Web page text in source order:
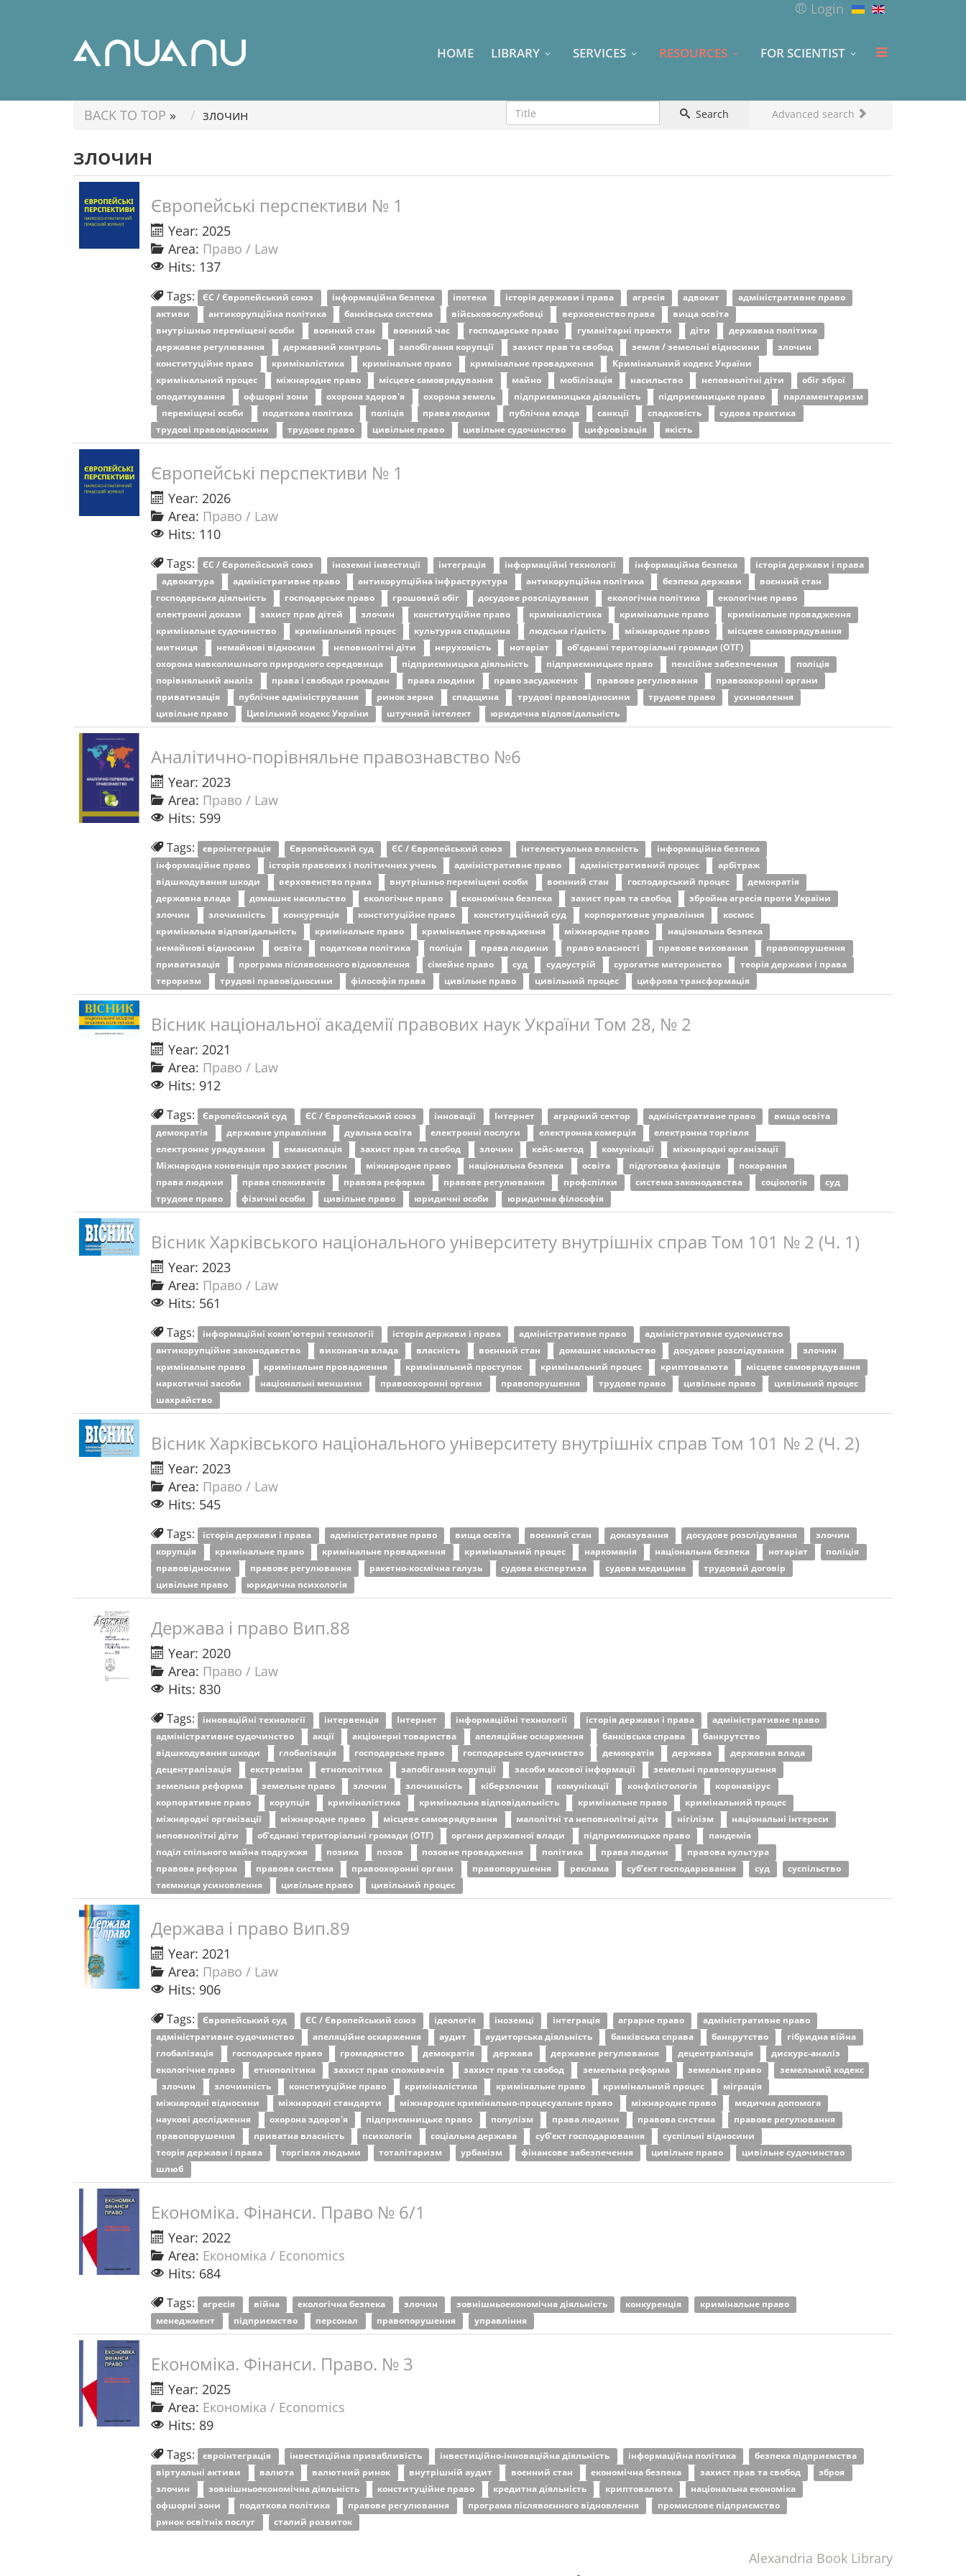
Login
HOME LIBRARY SERVICES RESOURCES FOR SCIENTIST
Search Advanced search
BACK TO TOP » злочин
злочин
Європейські перспективи № 1
Year: 2025
Area: Право / Law
Hits: 137
Tags: ЄС / Європейський союз інформаційна безпека іпотека історія держави і права агресія адвокат
адміністративне право
активи
антикорупційна політика банківська система військовослужбовці верховенство права
вища освіта
внутрішньо переміщені особи
воєнний стан воєнний час господарське право гуманітарні проекти діти
державна політика
державне регулювання
державний контроль запобігання корупції захист прав та свобод земля / земельні відносини
злочин
конституційне право
криміналістика кримінальне право кримінальне провадження
Кримінальний кодекс України
кримінальний процес
міжнародне право місцеве самоврядування майно мобілізація насильство неповнолітні діти
обіг зброї
оподаткування
офшорні зони охорона здоров'я охорона земель підприємницька діяльність підприємницьке право
парламентаризм
переміщені особи
податкова політика поліція права людини публічна влада санкції спадковість
судова практика
трудові правовідносини
трудове право цивільне право цивільне судочинство цифровізація якість
Європейські перспективи № 1
Year: 2026
Area: Право / Law
Hits: 110
Tags: ЄС / Європейський союз іноземні інвестиції інтеграція інформаційні технології інформаційна безпека
історія держави і права
адвокатура
адміністративне право антикорупційна інфраструктура антикорупційна політика безпека держави
воєнний стан
господарська діяльність
господарське право грошовий обіг досудове розслідування екологічна політика
екологічне право
електронні докази
захист прав дітей злочин конституційне право криміналістика кримінальне право
кримінальне провадження
кримінальне судочинство
кримінальний процес культурна спадщина людська гідність міжнародне право
місцеве самоврядування
митниця
немайнові відносини неповнолітні діти нерухомість нотаріат
об’єднані територіальні громади (ОТГ)
охорона навколишнього природного середовища
підприємницька діяльність підприємницьке право пенсійне забезпечення
поліція
порівняльний аналіз
права і свободи громадян права людини право засуджених правове регулювання
правоохоронні органи
приватизація
публічне адміністрування ринок зерна спадщина трудові правовідносини трудове право
усиновлення
цивільне право
Цивільний кодекс України штучний інтелект юридична відповідальність
Аналітично-порівняльне правознавство №6
Year: 2023
Area: Право / Law
Hits: 599
Tags: євроінтеграція Європейський суд ЄС / Європейський союз інтелектуальна власність
інформаційна безпека
інформаційне право
історія правових і політичних учень адміністративне право адміністративний процес
арбітраж
відшкодування шкоди
верховенство права внутрішньо переміщені особи воєнний стан господарський процес
демократія
державна влада
домашнє насильство екологічне право економічна безпека захист прав та свобод
збройна агресія проти України
злочин
злочинність конкуренція конституційне право конституційний суд корпоративне управління
космос
кримінальна відповідальність
кримінальне право кримінальне провадження міжнародне право
національна безпека
немайнові відносини
освіта податкова політика поліція права людини право власності правове виховання
правопорушення
приватизація
програма післявоєнного відновлення сімейне право суд судоустрій сурогатне материнство
теорія держави і права
тероризм
трудові правовідносини філософія права цивільне право цивільний процес цифрова трансформація
Вісник національної академії правових наук України Том 28, № 2
Year: 2021
Area: Право / Law
Hits: 912
Tags: Європейський суд ЄС / Європейський союз інновації Інтернет аграрний сектор адміністративне право
вища освіта
демократія
державне управління дуальна освіта електронні послуги електронна комерція
електронна торгівля
електронне урядування
емансипація захист прав та свобод злочин кейс-метод комунікації
міжнародні організації
Міжнародна конвенція про захист рослин
міжнародне право національна безпека освіта підготовка фахівців
покарання
права людини
права споживачів правова реформа правове регулювання профспілки система законодавства соціологія
суд
трудове право
фізичні особи цивільне право юридичні особи юридична філософія
Вісник Харківського національного університету внутрішніх справ Том 101 № 2 (Ч. 1)
Year: 2023
Area: Право / Law
Hits: 561
Tags: інформаційні комп'ютерні технології історія держави і права адміністративне право
адміністративне судочинство
антикорупційне законодавство
виконавча влада власність воєнний стан домашнє насильство досудове розслідування
злочин
кримінальне право
кримінальне провадження кримінальний проступок кримінальний процес криптовалюта
місцеве самоврядування
наркотичні засоби
національні меншини правоохоронні органи правопорушення трудове право цивільне право
цивільний процес
шахрайство
Вісник Харківського національного університету внутрішніх справ Том 101 № 2 (Ч. 2)
Year: 2023
Area: Право / Law
Hits: 545
Tags: історія держави і права адміністративне право вища освіта воєнний стан доказування досудове розслідування
злочин
корупція
кримінальне право кримінальне провадження кримінальний процес наркоманія національна безпека нотаріат
поліція
правовідносини
правове регулювання ракетно-космічна галузь судова експертиза судова медицина
трудовий договір
цивільне право
юридична психологія
Держава і право Вип.88
Year: 2020
Area: Право / Law
Hits: 830
Tags: інноваційні технології інтервенція Інтернет інформаційні технології історія держави і права
адміністративне право
адміністративне судочинство
акції акціонерні товариства апеляційне оскарження банківська справа
банкрутство
відшкодування шкоди
глобалізація господарське право господарське судочинство демократія держава
державна влада
децентралізація
екстремізм етнополітика запобігання корупції засоби масової інформації
земельні правопорушення
земельна реформа
земельне право злочин злочинність кіберзлочин комунікації конфліктологія
коронавірус
корпоративне право
корупція криміналістика кримінальна відповідальність кримінальне право
кримінальний процес
міжнародні організації
міжнародне право місцеве самоврядування малолітні та неповнолітні діти нігілізм
національні інтереси
неповнолітні діти
об’єднані територіальні громади (ОТГ) органи державної влади підприємницьке право
пандемія
поділ спільного майна подружжя
позика позов позовне провадження політика права людини
правова культура
правова реформа
правова система правоохоронні органи правопорушення реклама суб’єкт господарювання суд
суспільство
таємниця усиновлення
цивільне право цивільний процес
Держава і право Вип.89
Year: 2021
Area: Право / Law
Hits: 906
Tags: Європейський суд ЄС / Європейський союз ідеологія іноземці інтеграція аграрне право
адміністративне право
адміністративне судочинство
апеляційне оскарження аудит аудиторська діяльність банківська справа банкрутство
гібридна війна
глобалізація
господарське право громадянство демократія держава державне регулювання децентралізація
дискурс-аналіз
екологічне право
етнополітика захист прав споживачів захист прав та свобод земельна реформа земельне право
земельний кодекс
злочин
злочинність конституційне право криміналістика кримінальне право кримінальний процес
міграція
міжнародні відносини
міжнародні стандарти міжнародне кримінально-процесуальне право міжнародне право
медична допомога
наукові дослідження
охорона здоров'я підприємницьке право популізм права людини правова система
правове регулювання
правопорушення
приватна власність психологія соціальна держава суб’єкт господарювання
суспільні відносини
теорія держави і права
торгівля людьми тоталітаризм урбанізм фінансове забезпечення цивільне право
цивільне судочинство
шлюб
Економіка. Фінанси. Право № 6/1
Year: 2022
Area: Економіка / Economics
Hits: 684
Tags: агресія війна екологічна безпека злочин зовнішньоекономічна діяльність конкуренція
кримінальне право
менеджмент
підприємство персонал правопорушення управління
Економіка. Фінанси. Право. № 3
Year: 2025
Area: Економіка / Economics
Hits: 89
Tags: євроінтеграція інвестиційна привабливість інвестиційно-інноваційна діяльність інформаційна політика
безпека підприємства
віртуальні активи
валюта валютний ринок внутрішній аудит воєнний стан економічна безпека захист прав та свобод
зброя
злочин
зовнішньоекономічна діяльність конституційне право кредитна діяльність криптовалюта
національна економіка
офшорні зони
податкова політика правове регулювання програма післявоєнного відновлення
промислове підприємство
ринок освітніх послуг
сталий розвиток
Alexandria Book Library